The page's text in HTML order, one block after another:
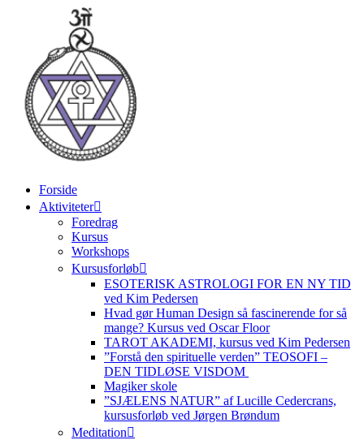
Forside
Aktiviteter
Foredrag
Kursus
Workshops
Kursusforløb
ESOTERISK ASTROLOGI FOR EN NY TID
ved Kim Pedersen
Hvad gør Human Design så fascinerende for så
mange? Kursus ved Oscar Floor
TAROT AKADEMI, kursus ved Kim Pedersen
”Forstå den spirituelle verden” TEOSOFI –
DEN TIDLØSE VISDOM
Magiker skole
”SJÆLENS NATUR” af Lucille Cedercrans,
kursusforløb ved Jørgen Brøndum
Meditation